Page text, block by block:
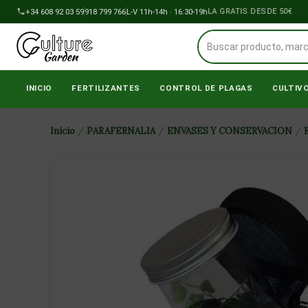
al
contenido
+34 608 92 03 59918 799 766L-V 11h-14h · 16:30-19h
ENVÍOS A PENÍNSULA GRATIS DESDE 50€
INICIO FERTILIZANTES CONTROL DE PLAGAS CULTIVO
Inicio / PARAFERNALIA / ENVASES Y CONSERVACION /